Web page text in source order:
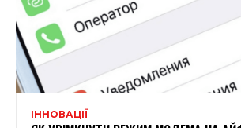
ІННОВАЦІЇ